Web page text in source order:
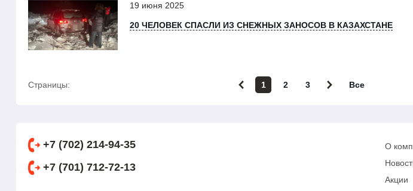
19 июня 2025
20 ЧЕЛОВЕК СПАСЛИ ИЗ СНЕЖНЫХ ЗАНОСОВ В КАЗАХСТАНЕ
Страницы: 1 2 3 Все
+7 (702) 214-94-35
+7 (701) 712-72-13
О
Акции